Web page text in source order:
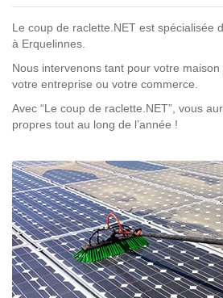
Le coup de raclette.NET est spécialisée
à Erquelinnes.
Nous intervenons tant pour votre
votre entreprise ou votre commerce.
Avec “Le coup de raclette.NET”, vous
propres tout au long de l’année !